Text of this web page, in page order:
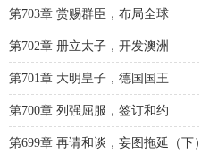
第703章 赏赐群臣，布局全球
第702章 册立太子，开发澳洲
第701章 大明皇子，德国国王
第700章 列强屈服，签订和约
第699章 再请和谈，妄图拖延（下）